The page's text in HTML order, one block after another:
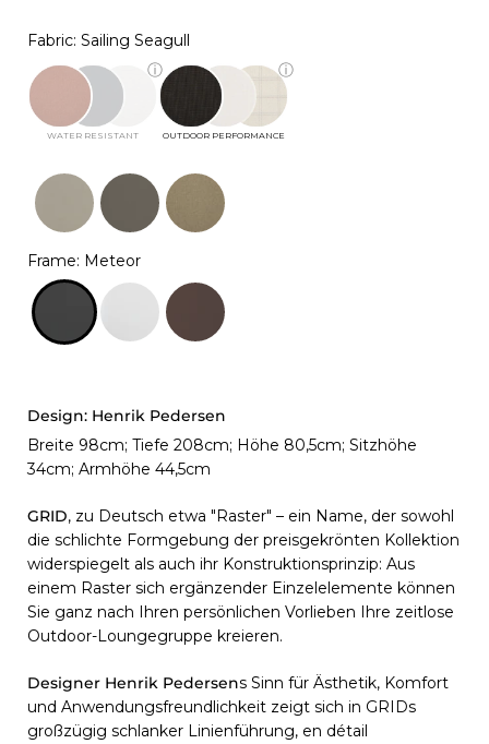
Fabric: Sailing Seagull
ⓘ
WATER RESISTANT
ⓘ
OUTDOOR PERFORMANCE
Frame: Meteor
Design: Henrik Pedersen
Breite 98cm; Tiefe 208cm; Höhe 80,5cm; Sitzhöhe
34cm; Armhöhe 44,5cm
GRID, zu Deutsch etwa "Raster" – ein Name, der sowohl
die schlichte Formgebung der preisgekrönten Kollektion
widerspiegelt als auch ihr Konstruktionsprinzip: Aus
einem Raster sich ergänzender Einzelelemente können
Sie ganz nach Ihren persönlichen Vorlieben Ihre zeitlose
Outdoor-Loungegruppe kreieren.
Designer Henrik Pedersens Sinn für Ästhetik, Komfort
und Anwendungsfreundlichkeit zeigt sich in GRIDs
großzügig schlanker Linienführung, en détail